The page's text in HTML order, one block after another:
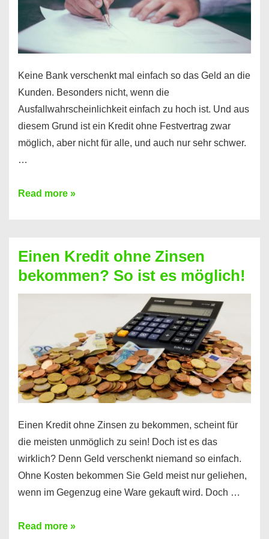
möglich!
Keine Bank verschenkt mal einfach so das Geld an die
Kunden. Besonders nicht, wenn die
Ausfallwahrscheinlichkeit einfach zu hoch ist. Und aus
diesem Grund ist ein Kredit ohne Festvertrag zwar
möglich, aber nicht für alle, und auch nur sehr schwer.
…
Ist
Festvertrag
für
jeden
erfahren
Sie
es
Read more »
Einen Kredit ohne Zinsen
bekommen? So ist es möglich!
Einen Kredit ohne Zinsen zu bekommen, scheint für
die meisten unmöglich zu sein! Doch ist es das
wirklich? Denn Geld verschenkt niemand so einfach.
Ohne Kosten bekommen Sie Geld meist nur geliehen,
wenn im Gegenzug eine Ware gekauft wird. Doch …
Einen
Read more »